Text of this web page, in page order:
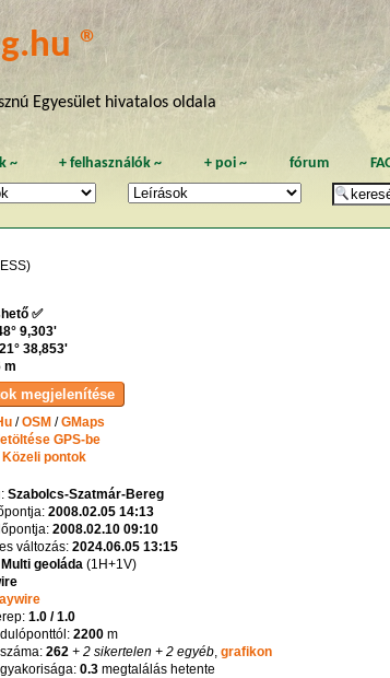
®
Egyesület hivatalos oldala
~ +felhasználók ~ + poi~ fórum
✅
9,303'
38,853'
m
/OSM/GMaps
GPS-be
Közeli pontok
Szabolcs-Szatmár-Bereg
2008.02.05 14:13
2008.02.10 09:10
változás: 2024.06.05 13:15
Multi geoláda(1H+1V)
1.0 / 1.0
2200m
262+ 2 sikertelen + 2 egyéb, grafikon
0.3megtalálás hetente